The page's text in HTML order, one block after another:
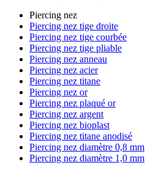
Piercing nez
Piercing nez tige droite
Piercing nez tige courbée
Piercing nez tige pliable
Piercing nez anneau
Piercing nez acier
Piercing nez titane
Piercing nez or
Piercing nez plaqué or
Piercing nez argent
Piercing nez bioplast
Piercing nez titane anodisé
Piercing nez diamètre 0,8 mm
Piercing nez diamètre 1,0 mm